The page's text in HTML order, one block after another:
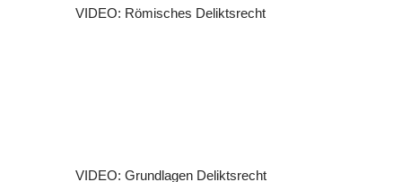
VIDEO: Römisches Deliktsrecht
VIDEO: Grundlagen Deliktsrecht